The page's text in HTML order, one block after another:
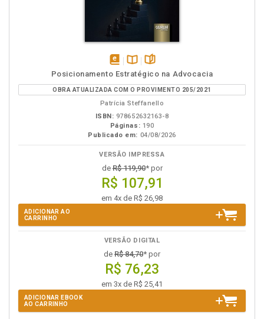
disponível
em
eBook
Disponível
na
B.V.
páginas
Posicionamento Estratégico na Advocacia
OBRA ATUALIZADA COM O PROVIMENTO 205/2021
Patrícia Steffanello
ISBN: 978652632163-8
Páginas: 190
Publicado em: 04/08/2026
VERSÃO IMPRESSA
deR$ 119,90* por
R$ 107,91
em 4x de R$ 26,98
ADICIONAR AO
CARRINHO
VERSÃO DIGITAL
de R$ 84,70* por
R$ 76,23
em 3x de R$ 25,41
ADICIONAR EBOOK
AO CARRINHO